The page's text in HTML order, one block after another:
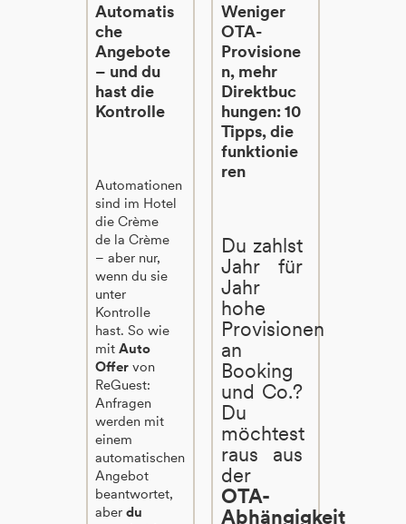
Automatis
che
Angebote
– und du
hast die
Kontrolle
Automationen
sind im Hotel
die Crème
de la Crème
– aber nur,
wenn du sie
unter
Kontrolle
hast. So wie
mitAuto
Offer von
ReGuest:
Anfragen
werden mit
einem
automatischen
Angebot
beantwortet,
aberdu
Weniger
OTA-
Provisione
n, mehr
Direktbuc
hungen: 10
Tipps, die
funktionie
ren
Du zahlst
Jahr für
Jahr
hohe
Provisionen
an
Booking
und Co.?
Du
möchtest
raus aus
der
OTA-
Abhängigkeit